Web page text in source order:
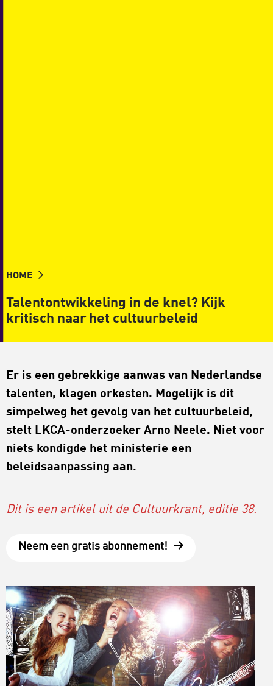
HOME
Talentontwikkeling in de knel? Kijk
kritisch naar het cultuurbeleid
Er is een gebrekkige aanwas van Nederlandse
talenten, klagen orkesten. Mogelijk is dit
simpelweg het gevolg van het cultuurbeleid,
stelt LKCA-onderzoeker Arno Neele. Niet voor
niets kondigde het ministerie een
beleidsaanpassing aan.
Dit is een artikel uit de Cultuurkrant, editie 38.
Neem een gratis abonnement!